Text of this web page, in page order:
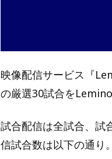
映像配信サービス『
の厳選30試合を
試合配信は全試合、試
信試合数は以下の通り。